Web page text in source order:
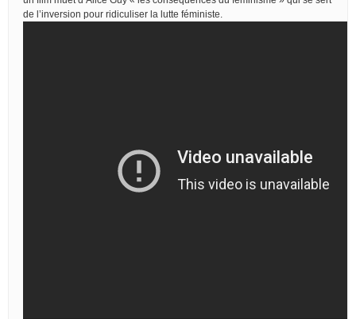
de l’inversion pour ridiculiser la lutte féministe.